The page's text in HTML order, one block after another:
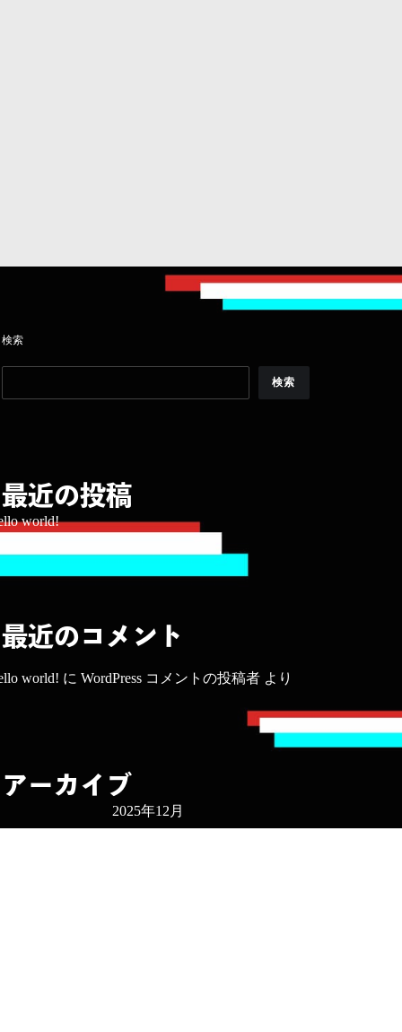
検索
検索
最近の投稿
world!
最近のコメント
world! にWordPress コメントの投稿者 より
アーカイブ
2025年12月